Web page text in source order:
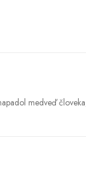
medveď